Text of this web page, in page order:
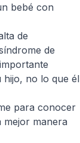
bebé con
de
de
hijo, no lo que él
para conocer
mejor manera